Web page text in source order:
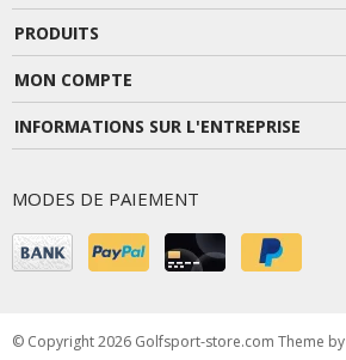
PRODUITS
MON COMPTE
INFORMATIONS SUR L'ENTREPRISE
MODES DE PAIEMENT
© Copyright 2026 Golfsport-store.com Theme by